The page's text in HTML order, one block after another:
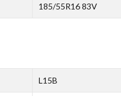
185/55R16 83V
L15B